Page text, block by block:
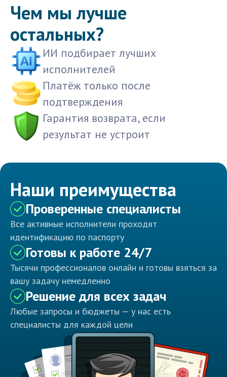
Чем мы лучше
остальных?
ИИ подбирает лучших
исполнителей
Платёж только после
подтверждения
Гарантия возврата, если
результат не устроит
Наши преимущества
Проверенные специалисты
Все активные исполнители проходят
идентификацию по паспорту
Готовы к работе 24/7
Тысячи профессионалов онлайн и готовы взяться за
вашу задачу немедленно
Решение для всех задач
Любые запросы и бюджеты — у нас есть
специалисты для каждой цели